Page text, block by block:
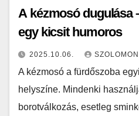
A kézmosó dugulása
egy kicsit humoros
2025.10.06. SZOLOMON
A kézmosó a fürdőszoba
helyszíne. Mindenki
borotválkozás, esetleg